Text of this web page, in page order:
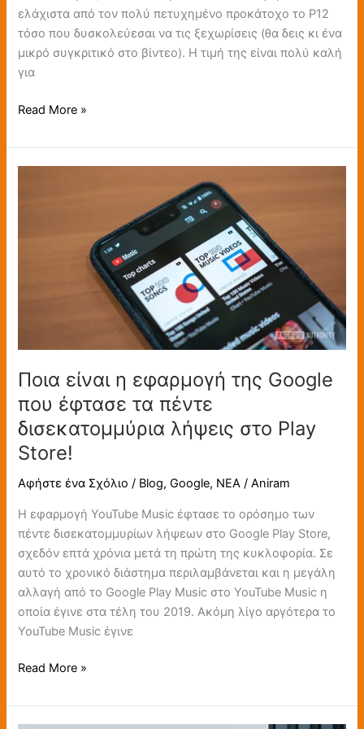
ελάχιστα από τον πολύ πετυχημένο προκάτοχο το Ρ12
τόσο που δυσκολεύεσαι να τις ξεχωρίσεις (θα δεις κι ένα
μικρό συγκριτικό στο βίντεο). Η τιμή της είναι πολύ καλή
για
Read More »
Ποια είναι η εφαρμογή της Google
που έφτασε τα πέντε
δισεκατομμύρια λήψεις στο Play
Store!
Αφήστε ένα Σχόλιο / Blog,Google, ΝΕΑ /Aniram
Η εφαρμογή YouTube Music έφτασε το ορόσημο των
πέντε δισεκατομμυρίων λήψεων στο Google Play Store,
σχεδόν επτά χρόνια μετά τη πρώτη της κυκλοφορία. Σε
αυτό το χρονικό διάστημα περιλαμβάνεται και η μεγάλη
αλλαγή από το Google Play Music στο YouTube Music η
οποία έγινε στα τέλη του 2019. Ακόμη λίγο αργότερα το
YouTube Music έγινε
πέντε
δισεκατομμύρια
λήψεις
στο
Play
Store!
Read More »